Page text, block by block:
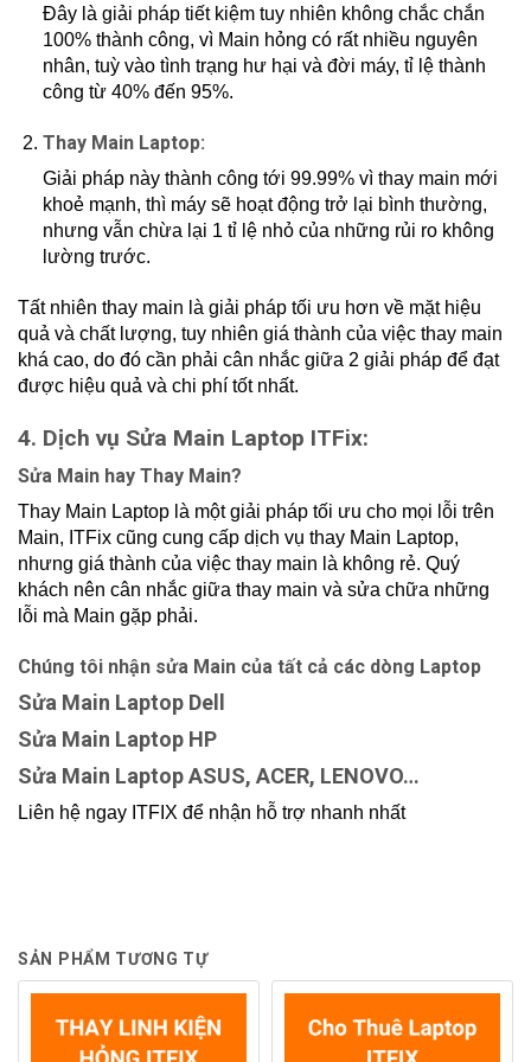
Đây là giải pháp tiết kiệm tuy nhiên không chắc chắn
100% thành công, vì Main hỏng có rất nhiều nguyên
nhân, tuỳ vào tình trạng hư hại và đời máy, tỉ lệ thành
công từ 40% đến 95%.
Thay Main Laptop:
Giải pháp này thành công tới 99.99% vì thay main mới
khoẻ mạnh, thì máy sẽ hoạt động trở lại bình thường,
nhưng vẫn chừa lại 1 tỉ lệ nhỏ của những rủi ro không
lường trước.
Tất nhiên thay main là giải pháp tối ưu hơn về mặt hiệu
quả và chất lượng, tuy nhiên giá thành của việc thay main
khá cao, do đó cần phải cân nhắc giữa 2 giải pháp để đạt
được hiệu quả và chi phí tốt nhất.
4. Dịch vụ Sửa Main Laptop ITFix:
Sửa Main hay Thay Main?
Thay Main Laptop là một giải pháp tối ưu cho mọi lỗi trên
Main, ITFix cũng cung cấp dịch vụ thay Main Laptop,
nhưng giá thành của việc thay main là không rẻ. Quý
khách nên cân nhắc giữa thay main và sửa chữa những
lỗi mà Main gặp phải.
Chúng tôi nhận sửa Main của tất cả các dòng Laptop
Sửa Main Laptop Dell
Sửa Main Laptop HP
Sửa Main Laptop ASUS, ACER, LENOVO…
Liên hệ ngay ITFIX để nhận hỗ trợ nhanh nhất
SẢN PHẨM TƯƠNG TỰ